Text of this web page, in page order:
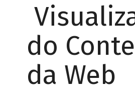
do
da Web